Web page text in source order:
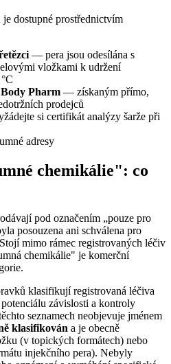
dostupné prostřednictvím
— pera jsou odesílána s
vložkami k udržení
Pharm — získaným přímo,
prodejců
si certifikát analýzy šarže při
adresy
chemikálie": co
pod označením „pouze pro
posouzena ani schválena pro
mimo rámec registrovaných léčiv
chemikálie" je komerční
klasifikují registrovaná léčiva
závislosti a kontroly
seznamech neobjevuje jménem
klasifikován a je obecně
(v topických formátech) nebo
injekčního pera). Nebyly